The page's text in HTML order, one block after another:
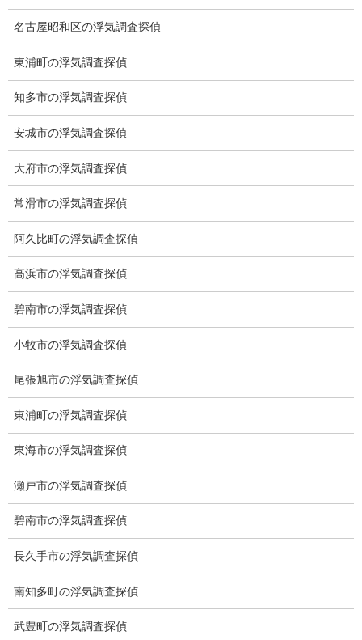
2023-06-13
総合探偵社ミライリサーチ
愛知県名古屋市中区栄3-7ｰ4
Toshin.Sakuraビル 10F
愛知県名古屋市中区新栄2丁目41-11
ベストビル6B
愛知県公安委員会 第54250033号
子供のお迎え、パート、お仕事の都合などで、お時間のない方、
愛知県内でご面談場所のご要望がございましたら、お申し付けく
名古屋昭和区の浮気調査探偵
東浦町の浮気調査探偵
知多市の浮気調査探偵
安城市の浮気調査探偵
大府市の浮気調査探偵
常滑市の浮気調査探偵
阿久比町の浮気調査探偵
高浜市の浮気調査探偵
碧南市の浮気調査探偵
小牧市の浮気調査探偵
尾張旭市の浮気調査探偵
東浦町の浮気調査探偵
東海市の浮気調査探偵
瀬戸市の浮気調査探偵
碧南市の浮気調査探偵
長久手市の浮気調査探偵
南知多町の浮気調査探偵
武豊町の浮気調査探偵